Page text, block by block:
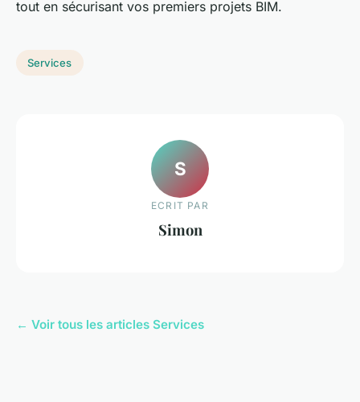
tout en sécurisant vos premiers projets BIM.
Services
S
ECRIT PAR
Simon
← Voir tous les articles Services